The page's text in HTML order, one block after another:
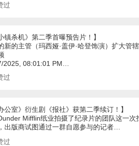
过
镇杀机》第二季首曝预告片！】
新的主管（玛西娅·盖伊·哈登饰演）扩大管
2025, 08:01:01 PM…
过
公室》衍生剧《报社》获第二季续订！】
Mifflin纸业拍摄了纪录片的团队这一
出版商试图通过一群自愿参与的记者…
过